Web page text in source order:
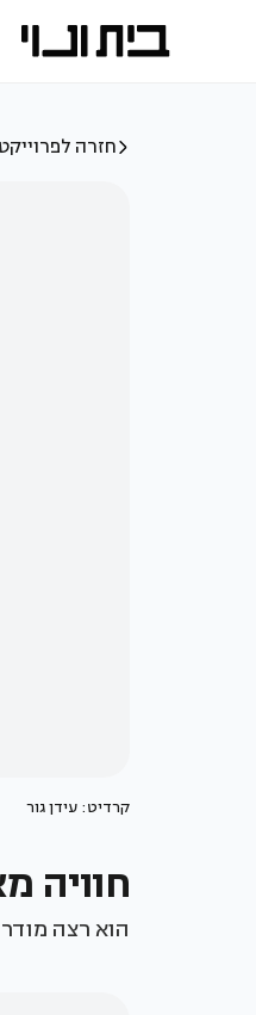
חזרה
קרדיט: עידן גור
חוויה
הוא רצה